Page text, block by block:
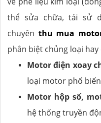
thể sửa chữa, tái sử
chuyên thu mua
phân biệt chủng loại hay
Motor điện xoay
loại motor phổ
Motor hộp số,
hệ thống truyền